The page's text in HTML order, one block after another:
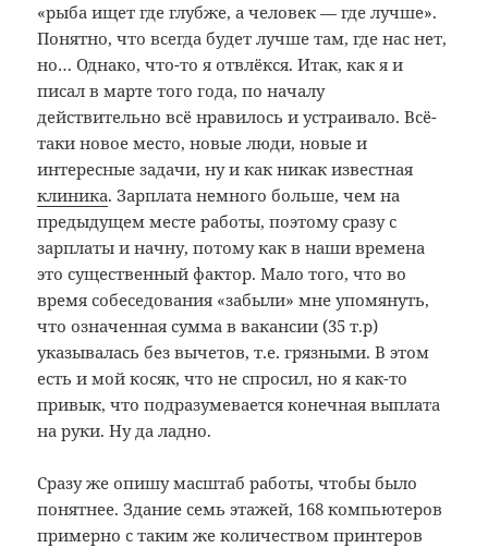
«рыба ищет где глубже, а человек — где лучше».
Понятно, что всегда будет лучше там, где нас нет,
но… Однако, что-то я отвлёкся. Итак, как я и
писал в марте того года, по началу
действительно всё нравилось и устраивало. Всё-
таки новое место, новые люди, новые и
интересные задачи, ну и как никак известная
клиника. Зарплата немного больше, чем на
предыдущем месте работы, поэтому сразу с
зарплаты и начну, потому как в наши времена
это существенный фактор. Мало того, что во
время собеседования «забыли» мне упомянуть,
что означенная сумма в вакансии (35 т.р)
указывалась без вычетов, т.е. грязными. В этом
есть и мой косяк, что не спросил, но я как-то
привык, что подразумевается конечная выплата
на руки. Ну да ладно.
Сразу же опишу масштаб работы, чтобы было
понятнее. Здание семь этажей, 168 компьютеров
примерно с таким же количеством принтеров